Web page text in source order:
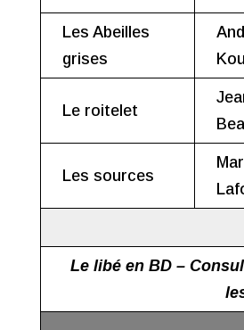
Les Abeilles
grises
Le roitelet
Les sources
Le libé en BD –